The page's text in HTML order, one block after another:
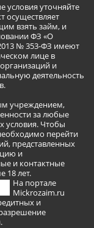
условия уточняйте
осуществляет
взять займ, и
ФЗ «О
№ 353-ФЗ имеют
лице в
и
деятельность
учреждением,
за любые
условия. Чтобы
перейти
представленных
и
и контактные
18 лет.
На портале
Mickrozaim.ru
и